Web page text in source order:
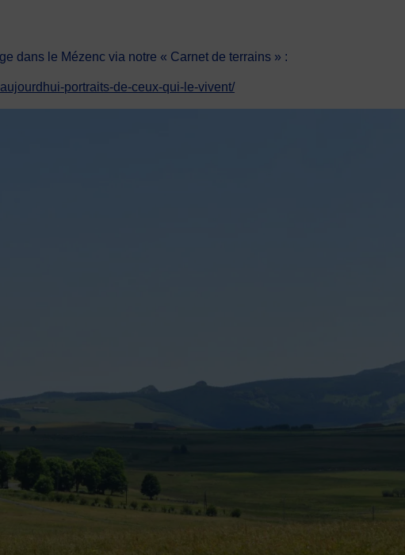
dans le Mézenc via notre « Carnet de terrains » :
portraits-de-ceux-qui-le-vivent/